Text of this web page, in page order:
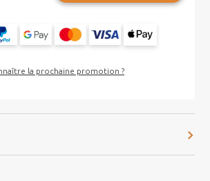
la prochaine promotion ?